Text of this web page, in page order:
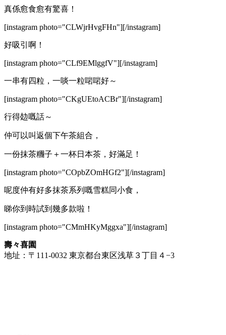
真係愈食愈有驚喜！
[instagram photo="CLWjrHvgFHn"][/instagram]
好吸引啊！
[instagram photo="CLf9EMlggfV"][/instagram]
一串有四粒，一啖一粒啱啱好～
[instagram photo="CKgUEtoACBr"][/instagram]
行得攰嘅話～
仲可以叫返個下午茶組合，
一份抹茶糰子＋一杯日本茶，好滿足！
[instagram photo="COpbZOmHGf2"][/instagram]
呢度仲有好多抹茶系列嘅雪糕同小食，
睇你到時試到幾多款啦！
[instagram photo="CMmHKyMggxa"][/instagram]
壽々喜園
地址：〒111-0032 東京都台東区浅草３丁目４−3